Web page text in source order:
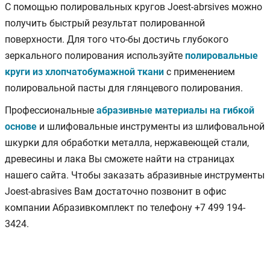
С помощью полировальных кругов Joest-abrsives можно
получить быстрый результат полированной
поверхности. Для того что-бы достичь глубокого
зеркального полирования используйте полировальные
круги из хлопчатобумажной ткани с применением
полировальной пасты для глянцевого полирования.
Профессиональные абразивные материалы на гибкой
основе и шлифовальные инструменты из шлифовальной
шкурки для обработки металла, нержавеющей стали,
древесины и лака Вы сможете найти на страницах
нашего сайта. Чтобы заказать абразивные инструменты
Joest-abrasives Вам достаточно позвонит в офис
компании Абразивкомплект по телефону +7 499 194-
3424.